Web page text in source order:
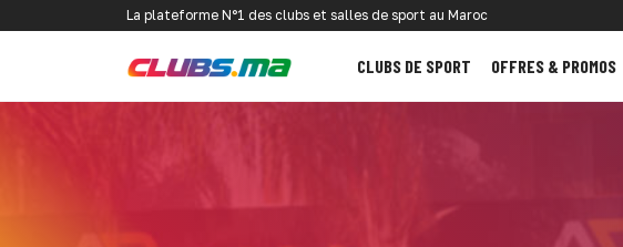
La plateforme N°1 des clubs et salles de sport au Maroc
CLUBS DE SPORT OFFRES & PROMOS